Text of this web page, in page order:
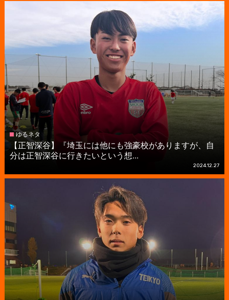
ゆるネタ
【正智深谷】『埼玉には他にも強豪校がありますが、自
分は正智深谷に行きたいという想...
2024.12.27